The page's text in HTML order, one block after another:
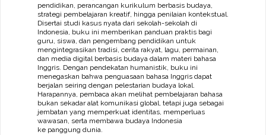
pendidikan, perancangan kurikulum berbasis budaya,
strategi pembelajaran kreatif, hingga penilaian kontekstual.
Disertai studi kasus nyata dari sekolah-sekolah di
Indonesia, buku ini memberikan panduan praktis bagi
guru, siswa, dan pengembang pendidikan untuk
mengintegrasikan tradisi, cerita rakyat, lagu, permainan,
dan media digital berbasis budaya dalam materi bahasa
Inggris. Dengan pendekatan humanistik, buku ini
menegaskan bahwa penguasaan bahasa Inggris dapat
berjalan seiring dengan pelestarian budaya lokal.
Harapannya, pembaca akan melihat pembelajaran bahasa
bukan sekadar alat komunikasi global, tetapi juga sebagai
jembatan yang memperkuat identitas, memperluas
wawasan, serta membawa budaya Indonesia
ke panggung dunia.